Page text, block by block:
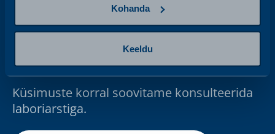
Kohanda
Keeldu
Me oleme siin, et Sind
toetada.
Küsimuste korral soovitame konsulteerida
laboriarstiga.